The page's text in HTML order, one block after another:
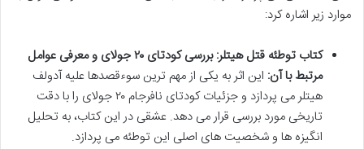
موارد زیر اشاره کرد:
کتاب توطئه قتل هیتلر: بررسی کودتای ۲۰ جولای و معرفی عوامل
مرتبط با آن: این اثر به یکی از مهم ترین سوءقصدها علیه آدولف
هیتلر می پردازد و جزئیات کودتای نافرجام ۲۰ جولای را با دقت
تاریخی مورد بررسی قرار می دهد. عشقی در این کتاب، به تحلیل
انگیزه ها و شخصیت های اصلی این توطئه می پردازد.